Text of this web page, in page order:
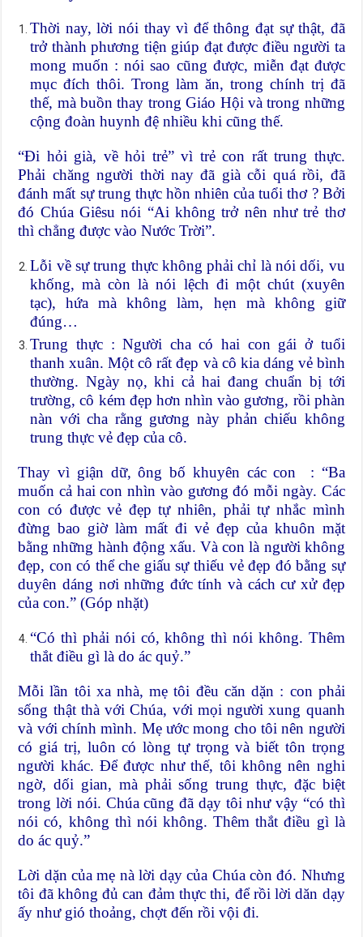
Thời nay, lời nói thay vì để thông đạt sự thật, đã
trở thành phương tiện giúp đạt được điều người ta
mong muốn : nói sao cũng được, miễn đạt được
mục đích thôi. Trong làm ăn, trong chính trị đã
thế, mà buồn thay trong Giáo Hội và trong những
cộng đoàn huynh đệ nhiều khi cũng thế.
“Đi hỏi già, về hỏi trẻ” vì trẻ con rất trung thực.
Phải chăng người thời nay đã già cỗi quá rồi, đã
đánh mất sự trung thực hồn nhiên của tuổi thơ ? Bởi
đó Chúa Giêsu nói “Ai không trở nên như trẻ thơ
thì chẳng được vào Nước Trời”.
Lỗi về sự trung thực không phải chỉ là nói dối, vu
khống, mà còn là nói lệch đi một chút (xuyên
tạc), hứa mà không làm, hẹn mà không giữ
đúng…
Trung thực : Người cha có hai con gái ở tuổi
thanh xuân. Một cô rất đẹp và cô kia dáng vẻ bình
thường. Ngày nọ, khi cả hai đang chuẩn bị tới
trường, cô kém đẹp hơn nhìn vào gương, rồi phàn
nàn với cha rằng gương này phản chiếu không
trung thực vẻ đẹp của cô.
Thay vì giận dữ, ông bố khuyên các con : “Ba
muốn cả hai con nhìn vào gương đó mỗi ngày. Các
con có được vẻ đẹp tự nhiên, phải tự nhắc mình
đừng bao giờ làm mất đi vẻ đẹp của khuôn mặt
bằng những hành động xấu. Và con là người không
đẹp, con có thể che giấu sự thiếu vẻ đẹp đó bằng sự
duyên dáng nơi những đức tính và cách cư xử đẹp
của con.” (Góp nhặt)
“Có thì phải nói có, không thì nói không. Thêm
thắt điều gì là do ác quỷ.”
Mỗi lần tôi xa nhà, mẹ tôi đều căn dặn : con phải
sống thật thà với Chúa, với mọi người xung quanh
và với chính mình. Mẹ ước mong cho tôi nên người
có giá trị, luôn có lòng tự trọng và biết tôn trọng
người khác. Để được như thế, tôi không nên nghi
ngờ, dối gian, mà phải sống trung thực, đặc biệt
trong lời nói. Chúa cũng đã dạy tôi như vậy “có thì
nói có, không thì nói không. Thêm thắt điều gì là
do ác quỷ.”
Lời dặn của mẹ nà lời dạy của Chúa còn đó. Nhưng
tôi đã không đủ can đảm thực thi, để rồi lời dăn dạy
ấy như gió thoảng, chợt đến rồi vội đi.